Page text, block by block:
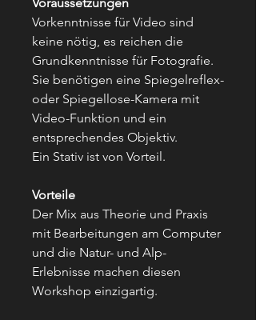
Vorkenntnisse für Video sind
keine nötig, es reichen die
Grundkenntnisse für Fotografie.
Sie benötigen eine Spiegelreflex-
oder Spiegellose-Kamera mit
Video-Funktion und ein
entsprechendes Objektiv.
Ein Stativ ist von Vorteil.
Vorteile
Der Mix aus Theorie und Praxis
mit Bearbeitungen am Computer
und die Natur- und Alp-
Erlebnisse machen diesen
Workshop einzigartig.